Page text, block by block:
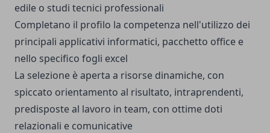
edile o studi tecnici professionali
Completano il profilo la competenza nell'utilizzo dei
principali applicativi informatici, pacchetto office e
nello specifico fogli excel
La selezione è aperta a risorse dinamiche, con
spiccato orientamento al risultato, intraprendenti,
predisposte al lavoro in team, con ottime doti
relazionali e comunicative